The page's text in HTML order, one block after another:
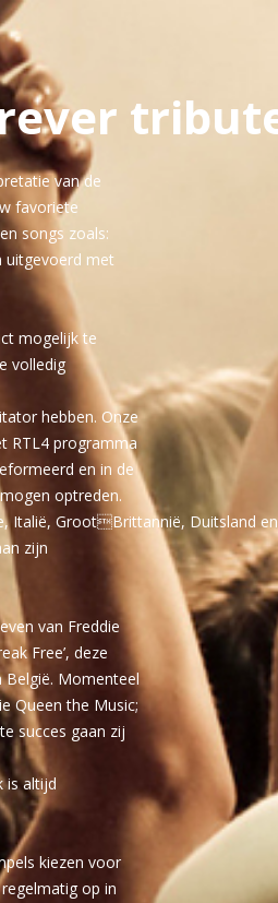
van de
favoriete
songs zoals:
uitgevoerd met
mogelijk te
volledig
hebben. Onze
RTL4 programma
en in de
optreden.
Italië, GrootBrittannië, Duitsland
zijn
van Freddie
Free’, deze
België. Momenteel
Queen the Music;
succes gaan zij
is altijd
kiezen voor
op in